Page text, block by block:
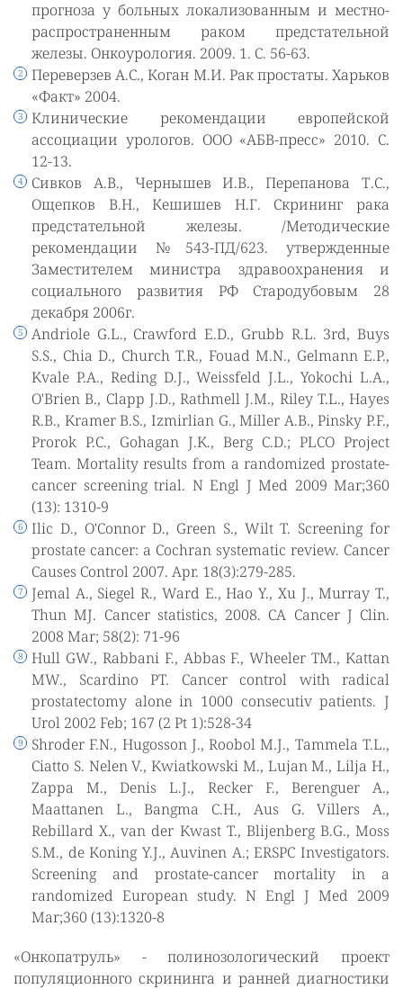
прогноза у больных локализованным и местно-
распространенным раком предстательной
железы. Онкоурология. 2009. 1. С. 56-63.
Переверзев А.С., Коган М.И. Рак простаты. Харьков
«Факт» 2004.
Клинические рекомендации европейской
ассоциации урологов. ООО «АБВ-пресс» 2010. С.
12-13.
Сивков А.В., Чернышев И.В., Перепанова Т.С.,
Ощепков В.Н., Кешишев Н.Г. Скрининг рака
предстательной железы. /Методические
рекомендации №543-ПД/623. утвержденные
Заместителем министра здравоохранения и
социального развития РФ Стародубовым 28
декабря 2006г.
Andriole G.L., Crawford E.D., Grubb R.L. 3rd, Buys
S.S., Chia D., Church T.R., Fouad M.N., Gelmann E.P.,
Kvale P.A., Reding D.J., Weissfeld J.L., Yokochi L.A.,
O'Brien B., Clapp J.D., Rathmell J.M., Riley T.L., Hayes
R.B., Kramer B.S., Izmirlian G., Miller A.B., Pinsky P.F.,
Prorok P.C., Gohagan J.K., Berg C.D.; PLCO Project
Team. Mortality results from a randomized prostate-
cancer screening trial. N Engl J Med 2009 Mar;360
(13): 1310-9
Ilic D., O'Connor D., Green S., Wilt T. Screening for
prostate cancer: a Cochran systematic review. Cancer
Causes Control 2007. Apr. 18(3):279-285.
Jemal A., Siegel R., Ward E., Hao Y., Xu J., Murray T.,
Thun MJ. Cancer statistics, 2008. CA Cancer J Clin.
2008 Mar; 58(2): 71-96
Hull GW., Rabbani F., Abbas F., Wheeler TM., Kattan
MW., Scardino PT. Cancer control with radical
prostatectomy alone in 1000 consecutiv patients. J
Urol 2002 Feb; 167 (2 Pt 1):528-34
Shroder F.N., Hugosson J., Roobol M.J., Tammela T.L.,
Ciatto S. Nelen V., Kwiatkowski M., Lujan M., Lilja H.,
Zappa M., Denis L.J., Recker F., Berenguer A.,
Maattanen L., Bangma C.H., Aus G. Villers A.,
Rebillard X., van der Kwast T., Blijenberg B.G., Moss
S.M., de Koning Y.J., Auvinen A.; ERSPC Investigators.
Screening and prostate-cancer mortality in a
randomized European study. N Engl J Med 2009
Mar;360 (13):1320-8
«Онкопатруль» - полинозологический проект
популяционного скрининга и ранней диагностики